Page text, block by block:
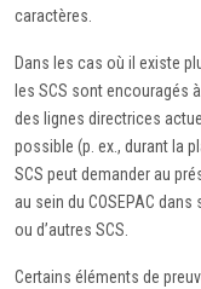
caractères.
Dans les cas où il existe
les SCS sont encouragés
des lignes directrices
possible (p. ex., durant la
SCS peut demander au
au sein du COSEPAC
ou d’autres SCS.
Certains éléments de